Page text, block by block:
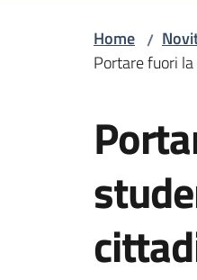
Home /
Portare fuori